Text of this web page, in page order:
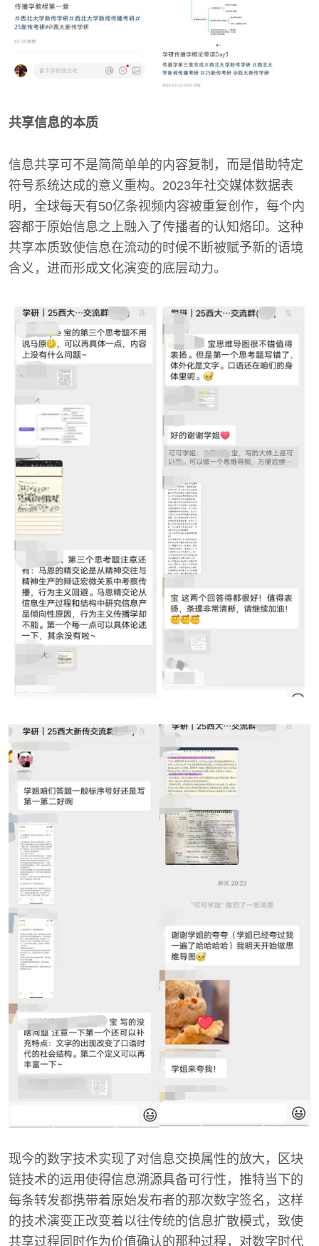
共享信息的本质
信息共享可不是简简单单的内容复制，而是借助特定
符号系统达成的意义重构。2023年社交媒体数据表
明，全球每天有50亿条视频内容被重复创作，每个内
容都于原始信息之上融入了传播者的认知烙印。这种
共享本质致使信息在流动的时候不断被赋予新的语境
含义，进而形成文化演变的底层动力。
现今的数字技术实现了对信息交换属性的放大，区块
链技术的运用使得信息溯源具备可行性，推特当下的
每条转发都携带着原始发布者的那次数字签名，这样
的技术演变正改变着以往传统的信息扩散模式，致使
共享过程同时作为价值确认的那种过程，对数字时代